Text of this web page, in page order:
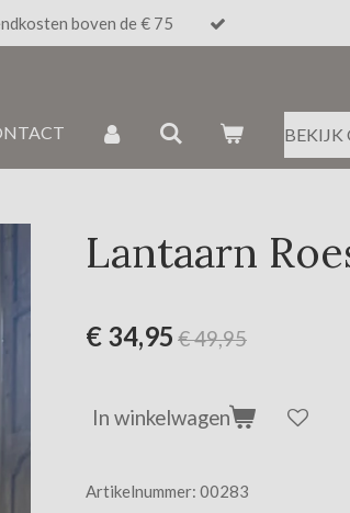
boven de € 75
BEKIJK
Lantaarn
€ 34,95 € 49,95
In winkelwagen
Artikelnummer: 00283